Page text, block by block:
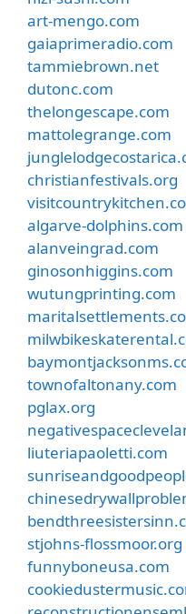
art-mengo.com
gaiaprimeradio.com
tammiebrown.net
dutonc.com
thelongescape.com
mattolegrange.com
christianfestivals.org
algarve-dolphins.com
alanveingrad.com
ginosonhiggins.com
wutungprinting.com
townofaltonany.com
pglax.org
liuteriapaoletti.com
stjohns-flossmoor.org
funnyboneusa.com